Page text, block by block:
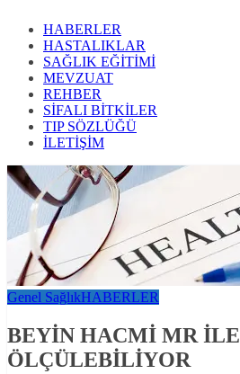
HABERLER
HASTALIKLAR
SAĞLIK EĞİTİMİ
MEVZUAT
REHBER
SİFALI BİTKİLER
TIP SÖZLÜĞÜ
İLETİŞİM
Genel SağlıkHABERLER
BEYİN HACMİ MR İLE
ÖLÇÜLEBİLİYOR